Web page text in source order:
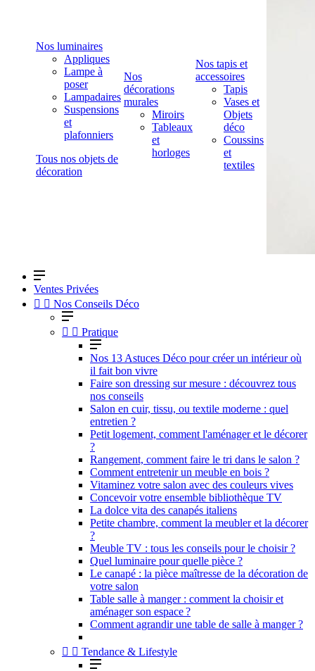
Nos luminaires
Appliques
Lampe à
poser
Lampadaires
Suspensions
et
plafonniers
Tous nos objets de
décoration
Nos
décorations
murales
Miroirs
Tableaux
et
horloges
Nos tapis et
accessoires
Tapis
Vases et
Objets
déco
Coussins
et
textiles
Ventes Privées
  Nos Conseils Déco
  Pratique
Nos 13 Astuces Déco pour créer un intérieur où
il fait bon vivre
Faire son dressing sur mesure : découvrez tous
nos conseils
Salon en cuir, tissu, ou textile moderne : quel
entretien ?
Petit logement, comment l'aménager et le décorer
?
Rangement, comment faire le tri dans le salon ?
Comment entretenir un meuble en bois ?
Vitaminez votre salon avec des couleurs vives
Concevoir votre ensemble bibliothèque TV
La dolce vita des canapés italiens
Petite chambre, comment la meubler et la décorer
?
Meuble TV : tous les conseils pour le choisir ?
Quel luminaire pour quelle pièce ?
Le canapé : la pièce maîtresse de la décoration de
votre salon
Table salle à manger : comment la choisir et
aménager son espace ?
Comment agrandir une table de salle à manger ?
  Tendance & Lifestyle